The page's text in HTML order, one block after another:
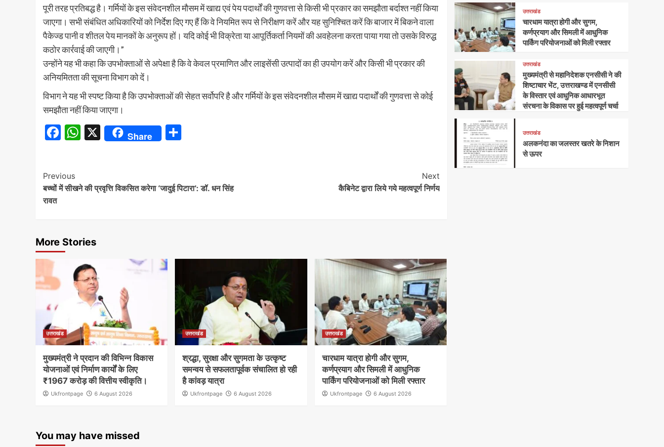
पूरी तरह प्रतिबद्ध है। गर्मियों के इस संवेदनशील मौसम में खाद्य एवं पेय पदार्थों की गुणवत्ता से किसी भी प्रकार का समझौता बर्दाश्त नहीं किया
जाएगा। सभी संबंधित अधिकारियों को निर्देश दिए गए हैं कि वे नियमित रूप से निरीक्षण करें और यह सुनिश्चित करें कि बाजार में बिकने वाला
पैकेज्ड पानी व शीतल पेय मानकों के अनुरूप हों। यदि कोई भी विक्रेता या आपूर्तिकर्ता नियमों की अवहेलना करता पाया गया तो उसके विरुद्ध
कठोर कार्रवाई की जाएगी।”
उन्होंने यह भी कहा कि उपभोक्ताओं से अपेक्षा है कि वे केवल प्रमाणित और लाइसेंसी उत्पादों का ही उपयोग करें और किसी भी प्रकार की
अनियमितता की सूचना विभाग को दें।
विभाग ने यह भी स्पष्ट किया है कि उपभोक्ताओं की सेहत सर्वोपरि है और गर्मियों के इस संवेदनशील मौसम में खाद्य पदार्थों की गुणवत्ता से कोई
समझौता नहीं किया जाएगा।
Facebook
WhatsApp
X Share
Continue
Reading
Previous
बच्चों में सीखने की प्रवृत्ति विकसित करेगा ‘जादुई पिटारा’: डॉ. धन सिंह
रावत
Next
कैबिनेट द्वारा लिये गये महत्वपूर्ण निर्णय
More Stories
उत्तराखंड
मुख्यमंत्री ने प्रदान की विभिन्न विकास
योजनाओं एवं निर्माण कार्यों के लिए
₹1967 करोड़ की वित्तीय स्वीकृति।
Ukfrontpage 6 August 2026
उत्तराखंड
श्रद्धा, सुरक्षा और सुगमता के उत्कृष्ट
समन्वय से सफलतापूर्वक संचालित हो रही
है कांवड़ यात्रा
Ukfrontpage 6 August 2026
उत्तराखंड
चारधाम यात्रा होगी और सुगम,
कर्णप्रयाग और सिमली में आधुनिक
पार्किंग परियोजनाओं को मिली रफ्तार
Ukfrontpage 6 August 2026
उत्तराखंड
चारधाम यात्रा होगी और सुगम,
कर्णप्रयाग और सिमली में आधुनिक
पार्किंग परियोजनाओं को मिली रफ्तार
उत्तराखंड
मुख्यमंत्री से महानिदेशक एनसीसी ने की
शिष्टाचार भेंट, उत्तराखण्ड में एनसीसी
के विस्तार एवं आधुनिक आधारभूत
संरचना के विकास पर हुई महत्वपूर्ण चर्चा
उत्तराखंड
अलकनंदा का जलस्तर खतरे के निशान
से ऊपर
You may have missed